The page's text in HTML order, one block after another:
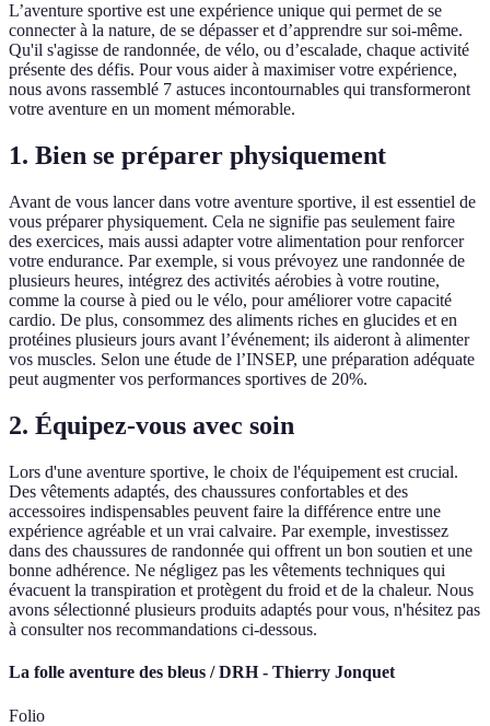
L’aventure sportive est une expérience unique qui permet de se
connecter à la nature, de se dépasser et d’apprendre sur soi-même.
Qu'il s'agisse de randonnée, de vélo, ou d’escalade, chaque activité
présente des défis. Pour vous aider à maximiser votre expérience,
nous avons rassemblé 7 astuces incontournables qui transformeront
votre aventure en un moment mémorable.
1. Bien se préparer physiquement
Avant de vous lancer dans votre aventure sportive, il est essentiel de
vous préparer physiquement. Cela ne signifie pas seulement faire
des exercices, mais aussi adapter votre alimentation pour renforcer
votre endurance. Par exemple, si vous prévoyez une randonnée de
plusieurs heures, intégrez des activités aérobies à votre routine,
comme la course à pied ou le vélo, pour améliorer votre capacité
cardio. De plus, consommez des aliments riches en glucides et en
protéines plusieurs jours avant l’événement; ils aideront à alimenter
vos muscles. Selon une étude de l’INSEP, une préparation adéquate
peut augmenter vos performances sportives de 20%.
2. Équipez-vous avec soin
Lors d'une aventure sportive, le choix de l'équipement est crucial.
Des vêtements adaptés, des chaussures confortables et des
accessoires indispensables peuvent faire la différence entre une
expérience agréable et un vrai calvaire. Par exemple, investissez
dans des chaussures de randonnée qui offrent un bon soutien et une
bonne adhérence. Ne négligez pas les vêtements techniques qui
évacuent la transpiration et protègent du froid et de la chaleur. Nous
avons sélectionné plusieurs produits adaptés pour vous, n'hésitez pas
à consulter nos recommandations ci-dessous.
La folle aventure des bleus / DRH - Thierry Jonquet
Folio